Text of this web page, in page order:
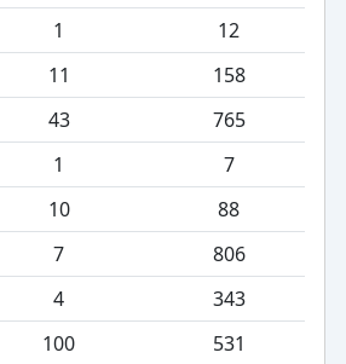
1
12
11
158
43
765
1
7
10
88
7
806
4
343
100
531